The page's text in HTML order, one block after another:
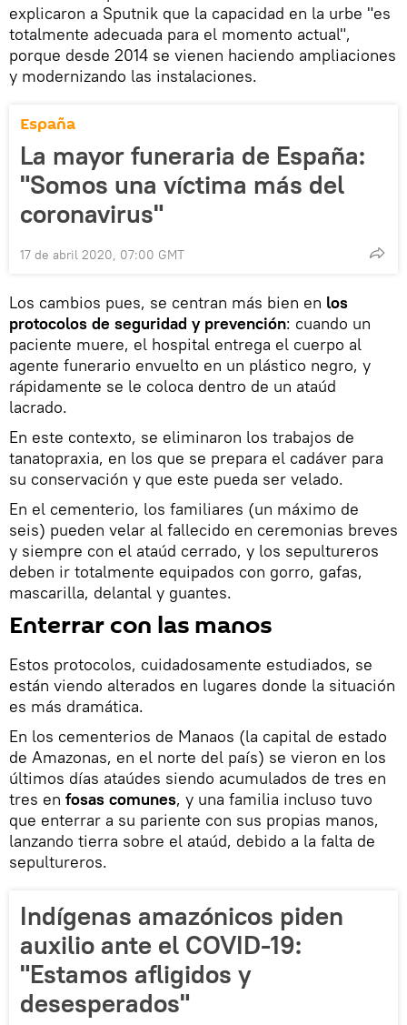
explicaron a Sputnik que la capacidad en la urbe "es
totalmente adecuada para el momento actual",
porque desde 2014 se vienen haciendo ampliaciones
y modernizando las instalaciones.
España
La mayor funeraria de España:
"Somos una víctima más del
coronavirus"
17 de abril 2020, 07:00 GMT
Los cambios pues, se centran más bien en los
protocolos de seguridad y prevención: cuando un
paciente muere, el hospital entrega el cuerpo al
agente funerario envuelto en un plástico negro, y
rápidamente se le coloca dentro de un ataúd
lacrado.
En este contexto, se eliminaron los trabajos de
tanatopraxia, en los que se prepara el cadáver para
su conservación y que este pueda ser velado.
En el cementerio, los familiares (un máximo de
seis) pueden velar al fallecido en ceremonias breves
y siempre con el ataúd cerrado, y los sepultureros
deben ir totalmente equipados con gorro, gafas,
mascarilla, delantal y guantes.
Enterrar con las manos
Estos protocolos, cuidadosamente estudiados, se
están viendo alterados en lugares donde la situación
es más dramática.
En los cementerios de Manaos (la capital de estado
de Amazonas, en el norte del país) se vieron en los
últimos días ataúdes siendo acumulados de tres en
tres en fosas comunes, y una familia incluso tuvo
que enterrar a su pariente con sus propias manos,
lanzando tierra sobre el ataúd, debido a la falta de
sepultureros.
Indígenas amazónicos piden
auxilio ante el COVID-19:
"Estamos afligidos y
desesperados"